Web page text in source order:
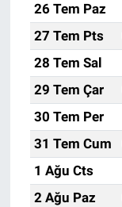
26 Tem Paz
27 Tem Pts
28 Tem Sal
29 Tem Çar
30 Tem Per
31 Tem Cum
1 Ağu Cts
2 Ağu Paz